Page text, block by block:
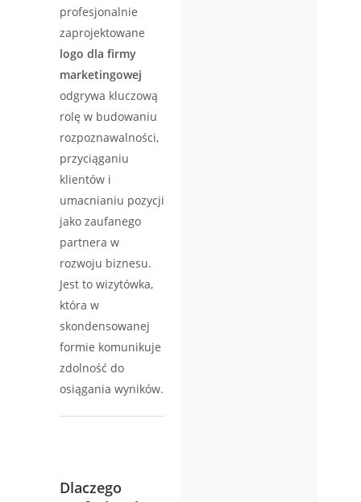
profesjonalnie
zaprojektowane
logo dla firmy
marketingowej
odgrywa kluczową
rolę w budowaniu
rozpoznawalności,
przyciąganiu
klientów i
umacnianiu pozycji
jako zaufanego
partnera w
rozwoju biznesu.
Jest to wizytówka,
która w
skondensowanej
formie komunikuje
zdolność do
osiągania wyników.
Dlaczego